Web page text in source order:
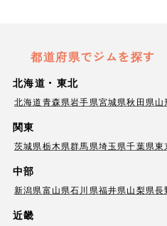
都道府県でジムを探す
北海道・東北
北海道青森県岩手県宮城県秋田県山
関東
茨城県栃木県群馬県埼玉県千葉県東
中部
新潟県富山県石川県福井県山梨県長
近畿